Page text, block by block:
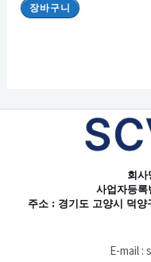
장바구니
회사
사업자등
주소 : 경기도 고양시 덕
E-mail :